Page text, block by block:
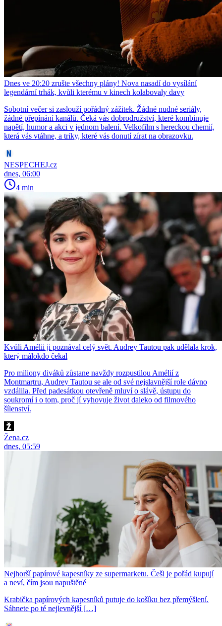
Dnes ve 20:20 zrušte všechny plány! Nova nasadí do vysílání
legendární trhák, kvůli kterému v kinech kolabovaly davy
Sobotní večer si zaslouží pořádný zážitek. Žádné nudné seriály,
žádné přepínání kanálů. Čeká vás dobrodružství, které kombinuje
napětí, humor a akci v jednom balení. Velkofilm s hereckou chemií,
která vás vtáhne, a triky, které vás donutí zírat na obrazovku.
NESPECHEJ.cz
dnes, 06:00
4 min
Kvůli Amélii ji poznával celý svět. Audrey Tautou pak udělala krok,
který málokdo čekal
Pro miliony diváků zůstane navždy rozpustilou Amélií z
Montmartru, Audrey Tautou se ale od své nejslavnější role dávno
vzdálila. Před padesátkou otevřeně mluví o slávě, ústupu do
soukromí i o tom, proč jí vyhovuje život daleko od filmového
šílenství.
Žena.cz
dnes, 05:59
Nejhorší papírové kapesníky ze supermarketu. Češi je pořád kupují
a neví, čím jsou napuštěné
Krabička papírových kapesníků putuje do košíku bez přemýšlení.
Sáhnete po té nejlevnější […]